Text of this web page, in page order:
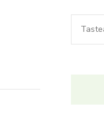
Cauți
ceva?